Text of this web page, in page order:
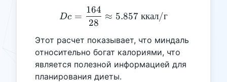
Dc = \frac{164}{28}
Dc =
28
164
≈ 5.857 ккал/г
Этот расчет показывает, что миндаль
относительно богат калориями, что
является полезной информацией для
планирования диеты.